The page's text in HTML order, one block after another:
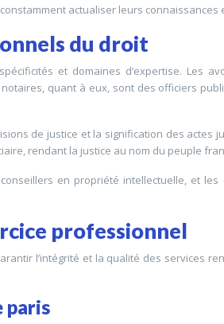
actualiser leurs
du droit
et domaines d’expertise. Les
quant à eux, sont des officiers
de justice et la signification des
rendant la justice au nom du peuple
en propriété intellectuelle, et
professionnel
l’intégrité et la qualité des services
paris